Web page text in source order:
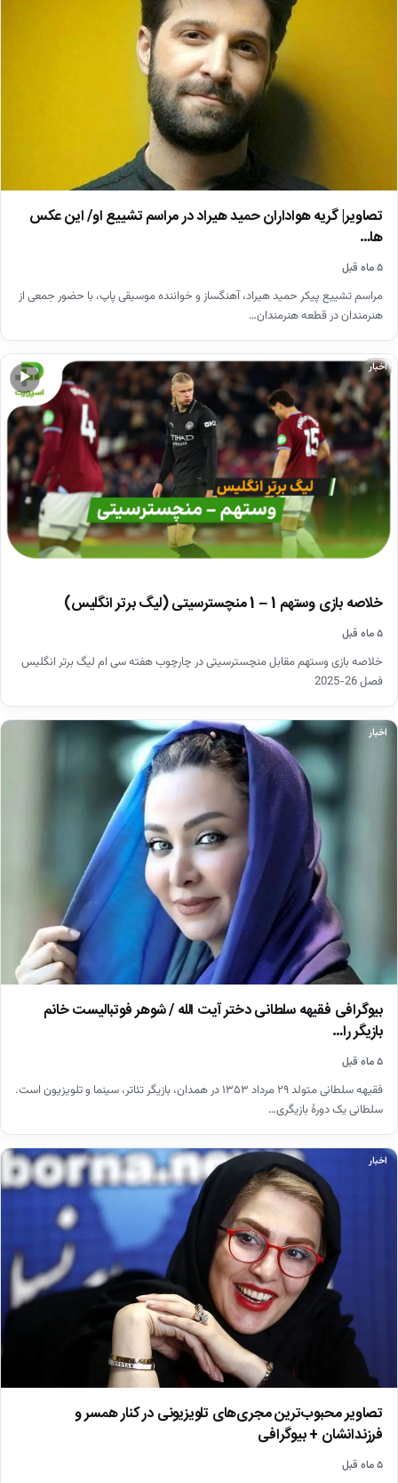
تصاویر| گریه هواداران حمید هیراد در مراسم تشییع او/ این عکس
ها…
۵ ماه قبل
مراسم تشییع پیکر حمید هیراد، آهنگساز و خواننده موسیقی پاپ، با حضور جمعی از
هنرمندان در قطعه هنرمندان…
▶
اخبار
خلاصه بازی وستهم 1 – 1 منچسترسیتی (لیگ برتر انگلیس)
۵ ماه قبل
خلاصه بازی وستهم مقابل منچسترسیتی در چارچوب هفته سی ام لیگ برتر انگلیس
فصل 26-2025
اخبار
بیوگرافی فقیهه سلطانی دختر آیت الله / شوهر فوتبالیست خانم
بازیگر را…
۵ ماه قبل
فقیهه سلطانی متولد ۲۹ مرداد ۱۳۵۳ در همدان، بازیگر تئاتر، سینما و تلویزیون است.
سلطانی یک دورهٔ بازیگری…
اخبار
تصاویر محبوب‌ترین مجری‌های تلویزیونی در کنار همسر و
فرزندانشان + بیوگرافی
۵ ماه قبل